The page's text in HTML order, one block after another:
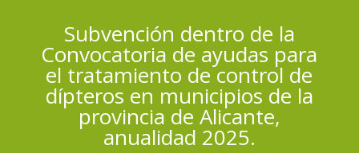
Subvención dentro de la
Convocatoria de ayudas para
el tratamiento de control de
dípteros en municipios de la
provincia de Alicante,
anualidad 2025.